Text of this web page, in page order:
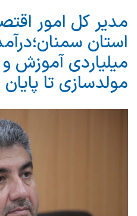
مدیر کل امور
استان
میلیاردی آموزش
مولدسازی تا